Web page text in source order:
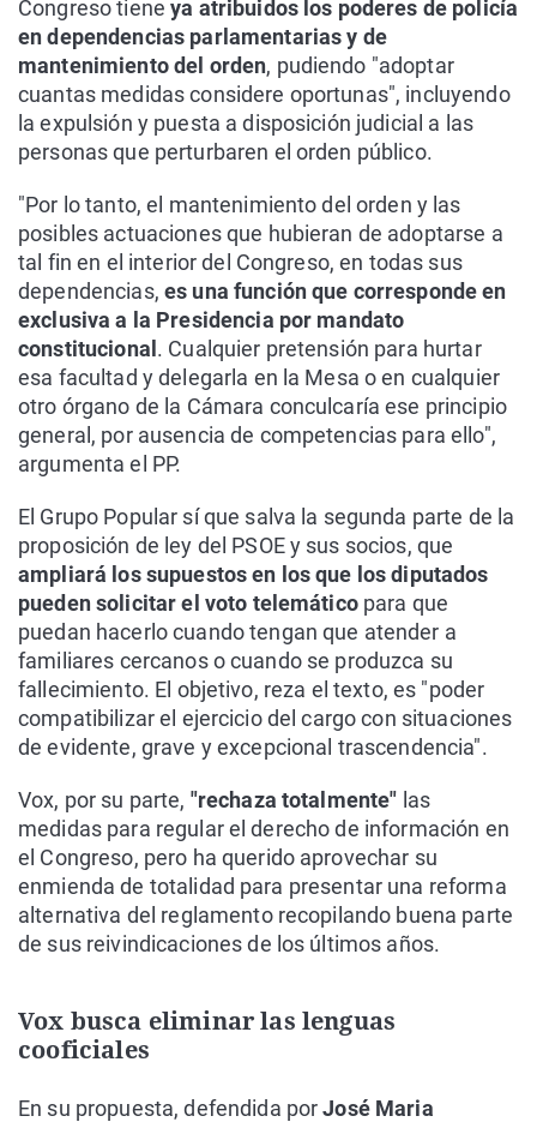
Congreso tieneya atribuidos los poderes de policía
en dependencias parlamentarias y de
mantenimiento del orden, pudiendo "adoptar
cuantas medidas considere oportunas", incluyendo
la expulsión y puesta a disposición judicial a las
personas que perturbaren el orden público.
"Por lo tanto, el mantenimiento del orden y las
posibles actuaciones que hubieran de adoptarse a
tal fin en el interior del Congreso, en todas sus
dependencias, es una función que corresponde en
exclusiva a la Presidencia por mandato
constitucional . Cualquier pretensión para hurtar
esa facultad y delegarla en la Mesa o en cualquier
otro órgano de la Cámara conculcaría ese principio
general, por ausencia de competencias para ello",
argumenta el PP.
El Grupo Popular sí que salva la segunda parte de la
proposición de ley del PSOE y sus socios, que
ampliará los supuestos en los que los diputados
pueden solicitar el voto telemáticopara que
puedan hacerlo cuando tengan que atender a
familiares cercanos o cuando se produzca su
fallecimiento. El objetivo, reza el texto, es "poder
compatibilizar el ejercicio del cargo con situaciones
de evidente, grave y excepcional trascendencia".
Vox, por su parte, "rechaza totalmente" las
medidas para regular el derecho de información en
el Congreso, pero ha querido aprovechar su
enmienda de totalidad para presentar una reforma
alternativa del reglamento recopilando buena parte
de sus reivindicaciones de los últimos años.
Vox busca eliminar las lenguas
cooficiales
En su propuesta, defendida porJosé Maria